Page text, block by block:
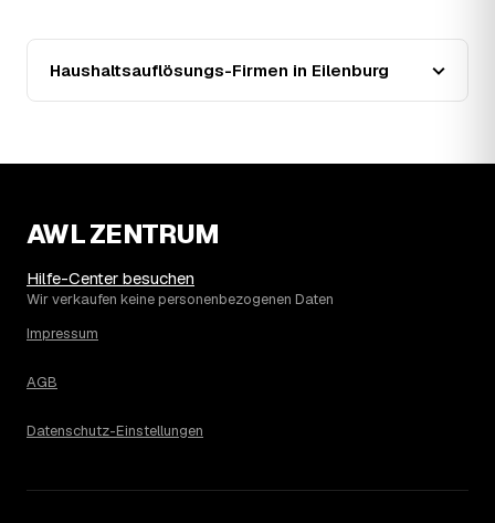
Seit 2020 zeigt der Trend in Eilenburg eine klare Richtung:
fallend um rund 13 %, mit dem bisherigen Höchststand im
Umgebung von Eilenburg?
Bad Düben liegt bei einem Ø-Preis von rund 1.817 € pro
Haushaltsauflösung, in Eilenburg sind es im Schnitt 1.817
€. Die genaue Preisspanne hängt jeweils von Größe und
lohnt sich vor der Anfrage trotzdem.
Haushaltsauflösungs-Firmen in Eilenburg
AWL ZENTRUM
Hilfe-Center besuchen
Wir verkaufen keine personenbezogenen Daten
Impressum
AGB
Datenschutz-Einstellungen